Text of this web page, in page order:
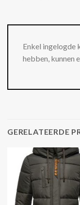
Enkel ingelogde
hebben, kunnen
GERELATEERDE